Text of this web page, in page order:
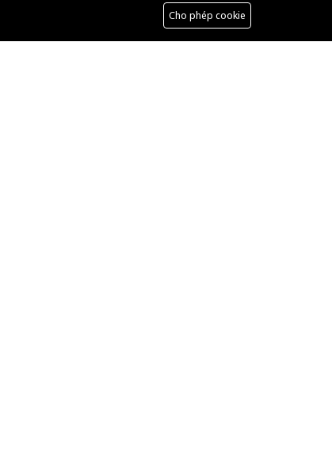
Cho phép cookie